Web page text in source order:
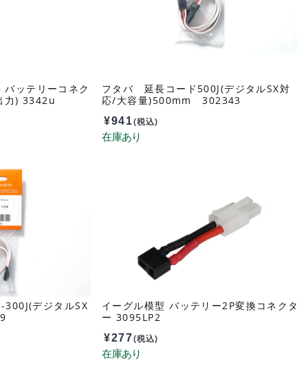
ッテリーコネク
力) 3342u
フタバ 延長コード500J(デジタルSX対
応/大容量)500mm 302343
¥941(税込)
デジタルSX
イーグル模型 バッテリー2P変換コネクタ
ー 3095LP2
¥277(税込)